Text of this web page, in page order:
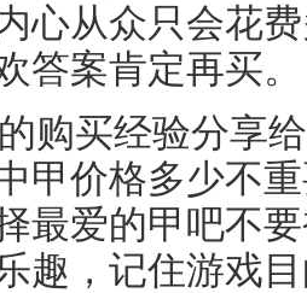
心从众只会花
答案肯定再买。
购买经验分享
甲价格多少不
最爱的甲吧不
趣，记住游戏